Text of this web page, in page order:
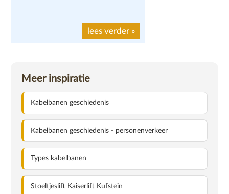
lees verder »
Meer inspiratie
Kabelbanen geschiedenis
Kabelbanen geschiedenis - personenverkeer
Types kabelbanen
Stoeltjeslift Kaiserlift Kufstein